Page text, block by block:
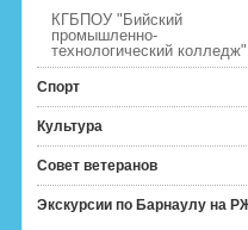
КГБПОУ "Бийский
промышленно-
технологический колледж"
Спорт
Культура
Совет ветеранов
Экскурсии по Барнаулу на